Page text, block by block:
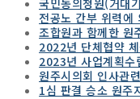
전공노 간부 위력
조합원과 함께한
2022년 단체협약
2023년 사업계획수
원주시의회 인사관
1심 판결 승소 원